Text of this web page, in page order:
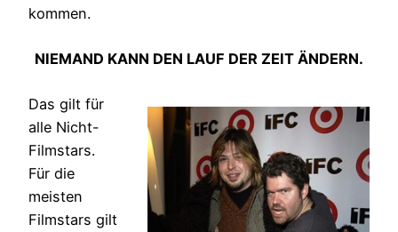
kommen.
NIEMAND KANN DEN LAUF DER ZEIT ÄNDERN.
Das gilt für
alle Nicht-
Filmstars.
Für die
meisten
Filmstars gilt